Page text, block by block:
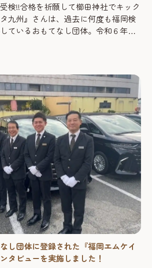
検!!合格を祈願して櫛田神社でキック
九州』さんは、過去に何度も福岡検
ているおもてなし団体。令和６年度
『NTTデータ九州』さんの取組みに
子や皆さんの意気込みなどをインタビューします♪ ...
し団体に登録された『福岡エムケイ
タビューを実施しました！